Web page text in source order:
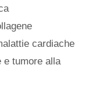
cardiache
e tumore alla